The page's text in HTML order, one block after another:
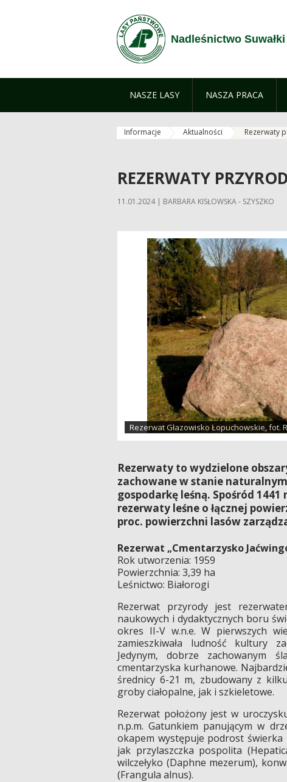
Nadleśnictwo Suwałki
NASZE LASY NASZA PRACA
Informacje Aktualności Rezerwaty
REZERWATY
11.01.2024 | BARBARA KISŁOWSKA - SZYSZKO
Rezerwat Głazowisko Łopuchowskie, fot.
Rezerwaty to wydzielone
zachowane w stanie
gospodarkę leśną. Spośród
rezerwaty leśne o łącznej
proc. powierzchni lasów
Rezerwat „Cmentarzysko
Rok utworzenia: 1959
Powierzchnia: 3,39 ha
Leśnictwo: Białorogi
Rezerwat przyrody jest
naukowych i dydaktycznych boru
okres II-V w.n.e. W pierwszych
zamieszkiwała ludność kultury
Jedynym, dobrze zachowanym
cmentarzyska kurhanowe.
średnicy 6-21 m, zbudowany z
groby ciałopalne, jak i szkieletowe.
Rezerwat położony jest w
n.p.m. Gatunkiem panującym w
okapem występuje podrost
jak przylaszczka pospolita
wilczełyko (Daphne mezerum),
(Frangula alnus).